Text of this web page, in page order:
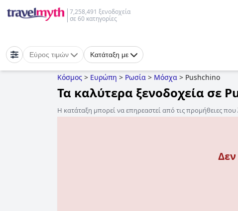
7,258,491 ξενοδοχεία
σε 60 κατηγορίες
Εύρος τιμών Κατάταξη με
Κόσμος > Ευρώπη > Ρωσία > Μόσχα > Pushchino
Τα καλύτερα ξενοδοχεία σε
Η κατάταξη μπορεί να επηρεαστεί από τις προμήθειες